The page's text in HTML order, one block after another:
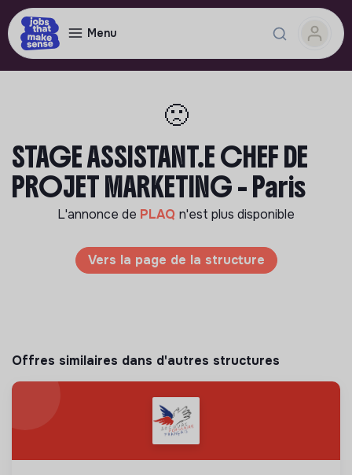
Menu
🙁
STAGE ASSISTANT.E CHEF DE
PROJET MARKETING - Paris
L'annonce de PLAQ n'est plus disponible
Vers la page de la structure
Offres similaires dans d'autres structures